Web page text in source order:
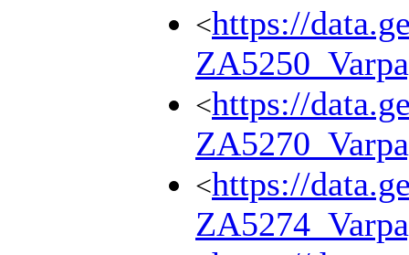
<https://
<https://
<https://